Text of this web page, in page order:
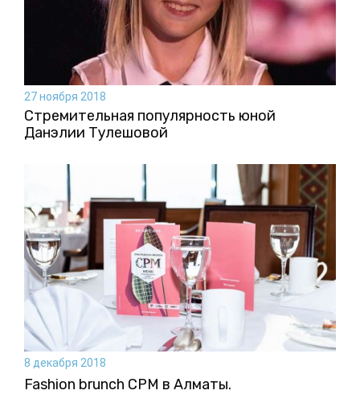
27 ноября 2018
Стремительная популярность юной
Данэлии Тулешовой
8 декабря 2018
Fashion brunch CPM в Алматы.